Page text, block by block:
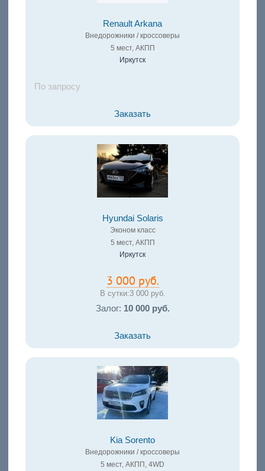
Renault Arkana
Внедорожники / кроссоверы
5 мест, АКПП
Иркутск
По запросу
Заказать
Hyundai Solaris
Эконом класс
5 мест, АКПП
Иркутск
3 000 руб.
В сутки:3 000 руб.
Залог: 10 000 руб.
Заказать
Kia Sorento
Внедорожники / кроссоверы
5 мест, АКПП, 4WD